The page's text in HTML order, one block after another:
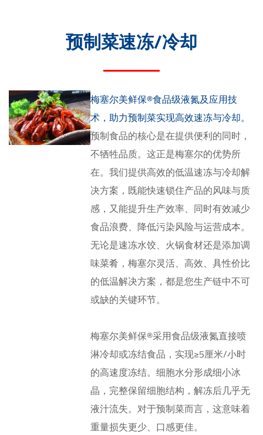
预制菜速冻/冷却
梅塞尔美鲜保®食品级液氮及应用技
术，助力预制菜实现高效速冻与冷却。
预制食品的核心是在提供便利的同时，
不牺牲品质。这正是梅塞尔的优势所
在。我们提供高效的低温速冻与冷却解
决方案，既能快速锁住产品的风味与质
感，又能提升生产效率、同时有效减少
食品浪费、降低污染风险与运营成本。
无论是速冻水饺、火锅食材还是添加调
味菜肴，梅塞尔灵活、高效、具性价比
的低温解决方案，都是您生产链中不可
或缺的关键环节。
梅塞尔美鲜保®采用食品级液氮直接喷
淋冷却或冻结食品，实现≥5厘米/小时
的高速度冻结。细胞水分形成细小冰
晶，完整保留细胞结构，解冻后几乎无
液汁流失。对于预制菜而言，这意味着
重量损失更少、口感更佳。